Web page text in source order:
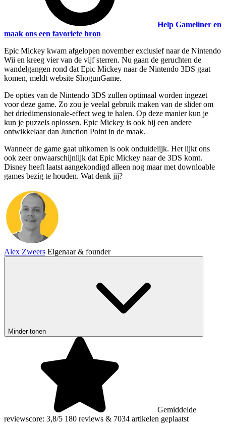
Help Gameliner en
maak ons een favoriete bron
Epic Mickey kwam afgelopen november exclusief naar de Nintendo
Wii en kreeg vier van de vijf sterren. Nu gaan de geruchten de
wandelgangen rond dat Epic Mickey naar de Nintendo 3DS gaat
komen, meldt website ShogunGame.
De opties van de Nintendo 3DS zullen optimaal worden ingezet
voor deze game. Zo zou je veelal gebruik maken van de slider om
het driedimensionale-effect weg te halen. Op deze manier kun je
kun je puzzels oplossen. Epic Mickey is ook bij een andere
ontwikkelaar dan Junction Point in de maak.
Wanneer de game gaat uitkomen is ook onduidelijk. Het lijkt ons
ook zeer onwaarschijnlijk dat Epic Mickey naar de 3DS komt.
Disney heeft laatst aangekondigd alleen nog maar met downloable
games bezig te houden. Wat denk jij?
Alex Zweers Eigenaar & founder
Minder tonen
Gemiddelde
reviewscore: 3,8/5 180 reviews & 7034 artikelen geplaatst